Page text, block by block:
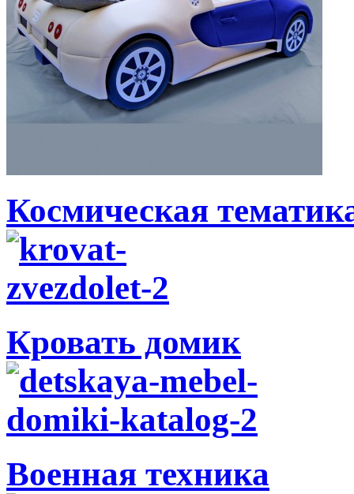
Космическая
Кровать домик
Военная техника